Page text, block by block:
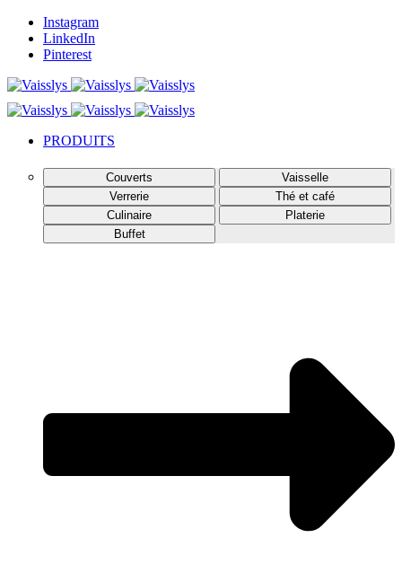
Instagram
LinkedIn
Pinterest
PRODUITS
Couverts
Vaisselle
Verrerie
Thé et café
Culinaire
Platerie
Buffet